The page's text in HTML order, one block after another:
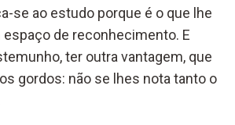
se ao estudo porque é o que lhe
espaço de reconhecimento. E
ter outra vantagem, que
gordos: não se lhes nota tanto o